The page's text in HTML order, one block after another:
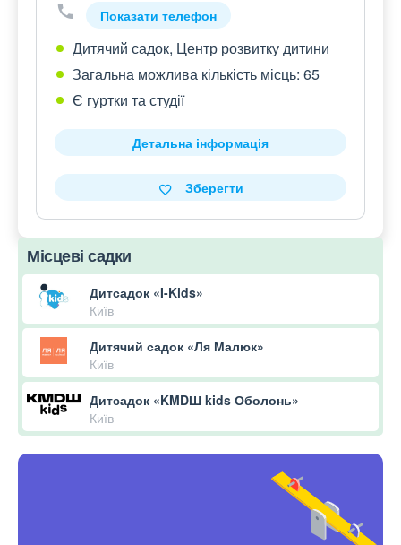
Показати телефон
Дитячий садок, Центр розвитку дитини
Загальна можлива кількість місць: 65
Є гуртки та студії
Детальна інформація
Зберегти
Місцеві садки
Дитсадок «I-Kids»
Київ
Дитячий садок «Ля Малюк»
Київ
Дитсадок «KMDШ kids Оболонь»
Київ